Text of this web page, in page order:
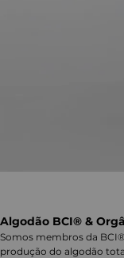
Algodão BCI® &
Somos membros da
produção do algodão